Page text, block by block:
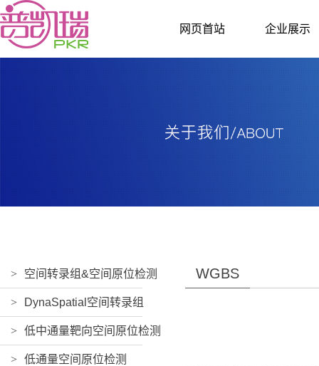
网页首站 企业展示
> 空间转录组&空间原位检测
> DynaSpatial空间转录组
> 低中通量靶向空间原位检测
> 低通量空间原位检测
WGBS